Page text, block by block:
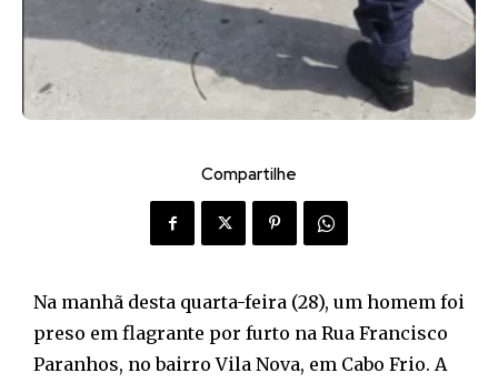
Compartilhe
Na manhã desta quarta-feira (28), um homem foi
preso em flagrante por furto na Rua Francisco
Paranhos, no bairro Vila Nova, em Cabo Frio. A